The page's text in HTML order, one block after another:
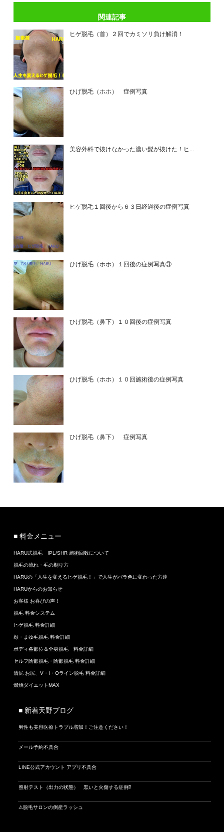
関連記事
ヒゲ脱毛（首）２回でカミソリ負け解消！
ひげ脱毛（ホホ） 症例写真
美容外科で抜けなかった濃い髭が抜けた！ヒ...
ヒゲ脱毛１回後から６３日経過後の症例写真
ひげ脱毛（ホホ）１回後の症例写真③
ひげ脱毛（鼻下）１０回後の症例写真
ひげ脱毛（ホホ）１０回施術後の症例写真
ひげ脱毛（鼻下） 症例写真
■ 料金メニュー
HARU式脱毛 IPL/SHR 施術回数について
脱毛の流れ・毛の剃り方
HARUの「人生を変えるヒゲ脱毛！」で人生がバラ色に変わった方達
HARUからのお知らせ
お客様 お喜びの声！
脱毛 料金システム
ヒゲ脱毛 料金詳細
顔・まゆ毛脱毛 料金詳細
ボディ各部位＆全身脱毛 料金詳細
セルフ陰部脱毛・陰部脱毛 料金詳細
清尻 お尻、V・I・Oライン脱毛 料金詳細
燃焼ダイエットMAX
■ 新着天野ブログ
男性も美容医療トラブル増加！ご注意ください！
メール予約不具合
LINE公式アカウント アプリ不具合
照射テスト（出力の状態） 黒いと火傷する症例⁉
⚠脱毛サロンの倒産ラッシュ